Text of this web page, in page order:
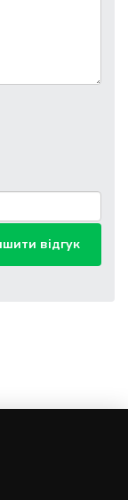
відгук